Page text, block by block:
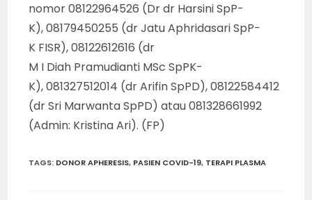
nomor 08122964526 (Dr dr Harsini SpP-
K), 08179450255 (dr Jatu Aphridasari SpP-
K FISR), 08122612616 (dr
M I Diah Pramudianti MSc SpPK-
K), 081327512014 (dr Arifin SpPD), 08122584412
(dr Sri Marwanta SpPD) atau 081328661992
(Admin: Kristina Ari). (FP)
TAGS: DONOR APHERESIS, PASIEN COVID-19, TERAPI PLASMA